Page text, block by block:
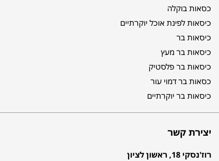
כסאות בוקלה
כיסאות לפינת אוכל יוקרתיים
כיסאות בר
כיסאות בר מעץ
כיסאות בר פלסטיק
כסאות בר דמוי עור
כיסאות בר יוקרתיים
יצירת קשר
רוז'נסקי 18, ראשון לציון